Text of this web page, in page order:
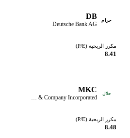
حرام DB
Deutsche Bank AG
مكرر الربحية (P/E)
8.41
حلال MKC
McCormick & Company Incorporated
مكرر الربحية (P/E)
8.48